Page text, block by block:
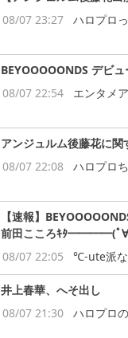
08/07 23:27
ハロプロ
BEYOOOOONDS デビ
08/07 22:54
エンタメ
アンジュルム後藤花に関
08/07 22:08
ハロプロ
【速報】
前田こころｷﾀ━━━━(
08/07 22:05
℃-ute派
井上春華、へそ出し
08/07 21:30
ハロプロ